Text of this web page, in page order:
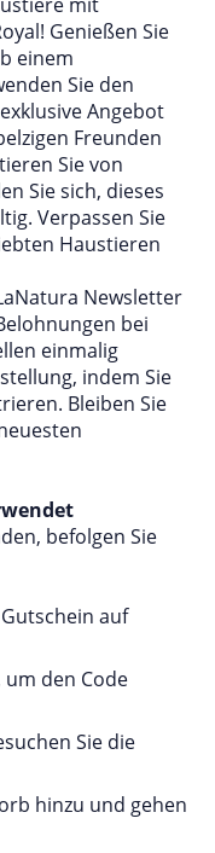
Genießen Sie
einem
Sie den
Angebot
Freunden
Sie von
Sie sich, dieses
Verpassen Sie
Haustieren
Newsletter
bei
einmalig
indem Sie
Bleiben Sie
befolgen Sie
auf
um den Code
Sie die
hinzu und gehen